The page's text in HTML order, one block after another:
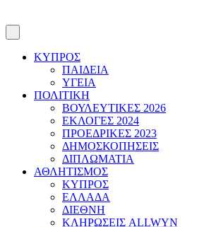
ΚΥΠΡΟΣ
ΠΑΙΔΕΙΑ
ΥΓΕΙΑ
ΠΟΛΙΤΙΚΗ
ΒΟΥΛΕΥΤΙΚΕΣ 2026
ΕΚΛΟΓΕΣ 2024
ΠΡΟΕΔΡΙΚΕΣ 2023
ΔΗΜΟΣΚΟΠΗΣΕΙΣ
ΔΙΠΛΩΜΑΤΙΑ
ΑΘΛΗΤΙΣΜΟΣ
ΚΥΠΡΟΣ
ΕΛΛΑΔΑ
ΔΙΕΘΝΗ
ΚΛΗΡΩΣΕΙΣ ALLWYN